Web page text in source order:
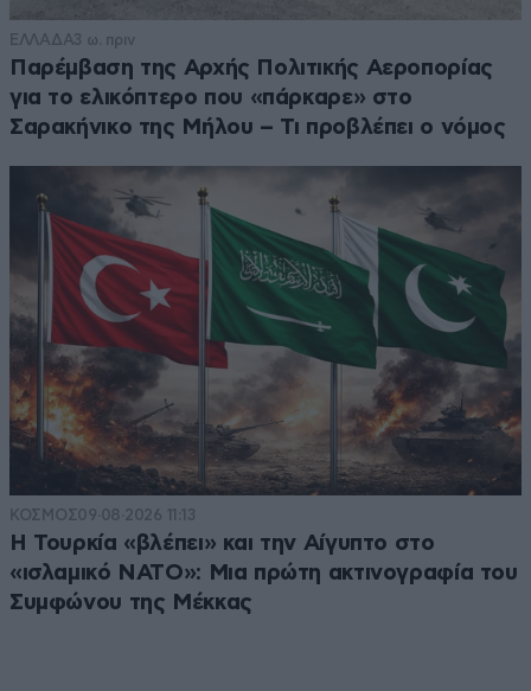
ΕΛΛΑΔΑ3 ω. πριν
Παρέμβαση της Αρχής Πολιτικής Αεροπορίας
για το ελικόπτερο που «πάρκαρε» στο
Σαρακήνικο της Μήλου – Τι προβλέπει ο νόμος
ΚΟΣΜΟΣ09·08·2026 11:13
Η Τουρκία «βλέπει» και την Αίγυπτο στο
«ισλαμικό ΝΑΤΟ»: Μια πρώτη ακτινογραφία του
Συμφώνου της Μέκκας